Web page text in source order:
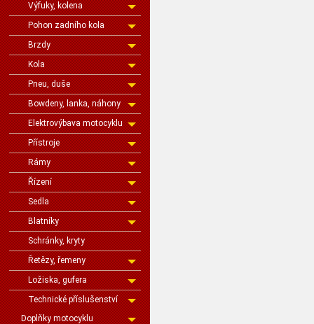
Výfuky, kolena
Pohon zadního kola
Brzdy
Kola
Pneu, duše
Bowdeny, lanka, náhony
Elektrovýbava motocyklu
Přístroje
Rámy
Řízení
Sedla
Blatníky
Schránky, kryty
Řetězy, řemeny
Ložiska, gufera
Technické příslušenství
Doplňky motocyklu